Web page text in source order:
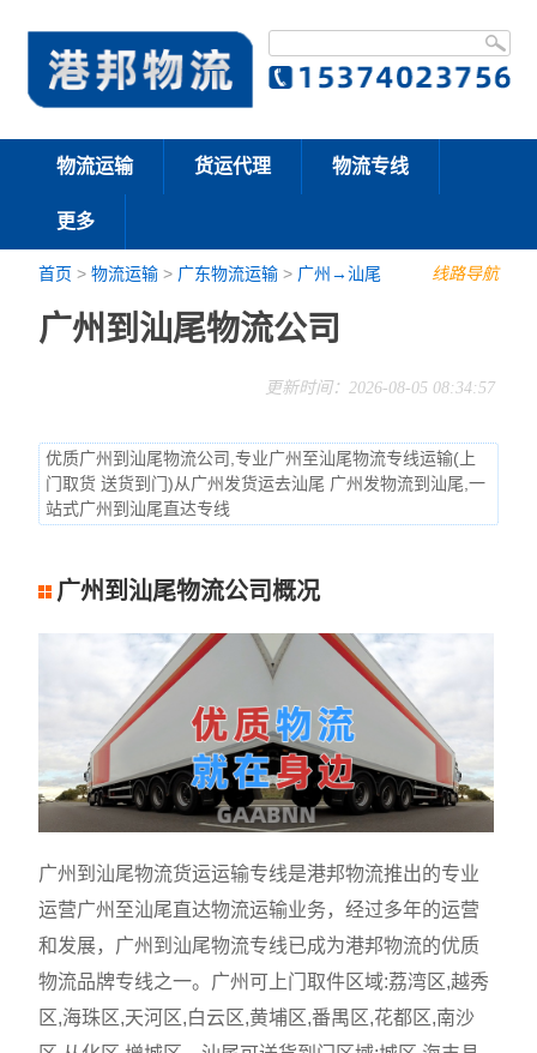
物流运输 货运代理 物流专线
更多
线路导航
首页 >物流运输 > 广东物流运输 > 广州→汕尾
广州到汕尾物流公司
更新时间：2026-08-05 08:34:57
优质广州到汕尾物流公司,专业广州至汕尾物流专线运输(上
门取货 送货到门)从广州发货运去汕尾 广州发物流到汕尾,一
站式广州到汕尾直达专线
广州到汕尾物流公司概况
广州到汕尾物流货运运输专线是港邦物流推出的专业
运营广州至汕尾直达物流运输业务，经过多年的运营
和发展，广州到汕尾物流专线已成为港邦物流的优质
物流品牌专线之一。广州可上门取件区域:荔湾区,越秀
区,海珠区,天河区,白云区,黄埔区,番禺区,花都区,南沙